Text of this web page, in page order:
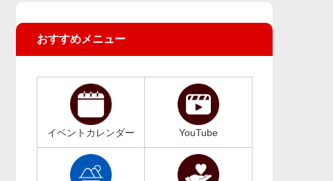
おすすめメニュー
イベントカレンダー YouTube